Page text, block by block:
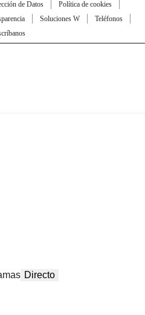
de Datos
Política de cookies
Soluciones W
Teléfonos
Directo